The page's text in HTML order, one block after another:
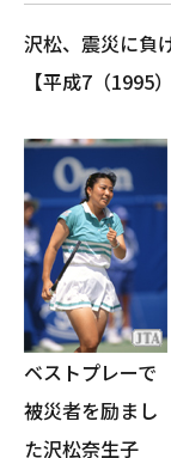
沢松、震災に負
【平成7（1995
ベストプレーで
被災者を励まし
た沢松奈生子